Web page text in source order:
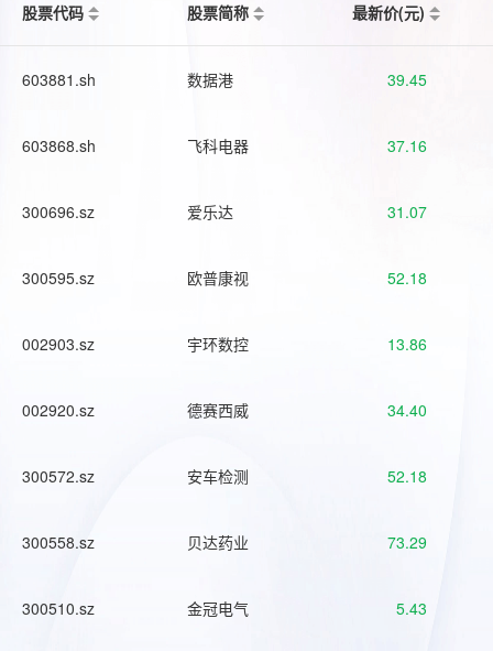
股票代码
股票简称 最新价(元)
603881.sh 数据港 39.45
603868.sh 飞科电器 37.16
300696.sz 爱乐达 31.07
300595.sz 欧普康视 52.18
002903.sz 宇环数控 13.86
002920.sz 德赛西威 34.40
300572.sz 安车检测 52.18
300558.sz 贝达药业 73.29
300510.sz 金冠电气 5.43